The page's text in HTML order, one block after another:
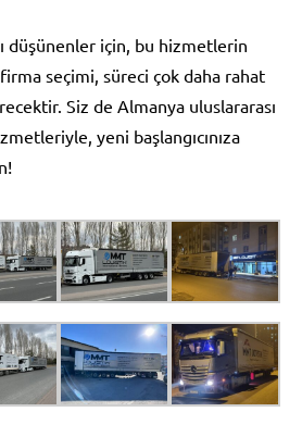
düşünenler için, bu hizmetlerin
firma seçimi, süreci çok daha rahat
Siz de Almanya uluslararası
yeni başlangıcınıza